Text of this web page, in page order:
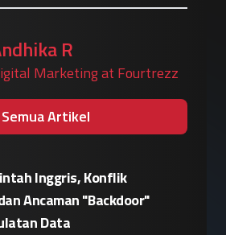
R
Marketing at Fourtrezz
Semua Artikel
China
Terhadap Kebijakan
dan Inverter oleh AS